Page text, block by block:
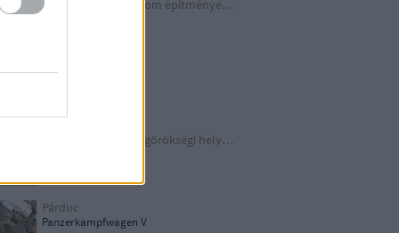
A Harmadik Birodalom építményei X.
Schindler legendája
TOP 10 európai világörökségi helyszín
Párduc
Panzerkampfwagen V